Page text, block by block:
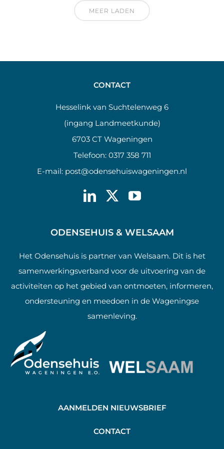
MEER LADEN
CONTACT
Hesselink van Suchtelenweg 6
(ingang Landmeetkunde)
6703 CT Wageningen
Telefoon: 0317 358 711
E-mail: post@odensehuiswageningen.nl
ODENSEHUIS & WELSAAM
Het Odensehuis is partner van Welsaam. Dit is het
samenwerkingsverband voor de uitvoering van de
activiteiten op het gebied van ontmoeten, informeren,
ondersteuning en meedoen in de Wageningse
samenleving.
AANMELDEN NIEUWSBRIEF
CONTACT